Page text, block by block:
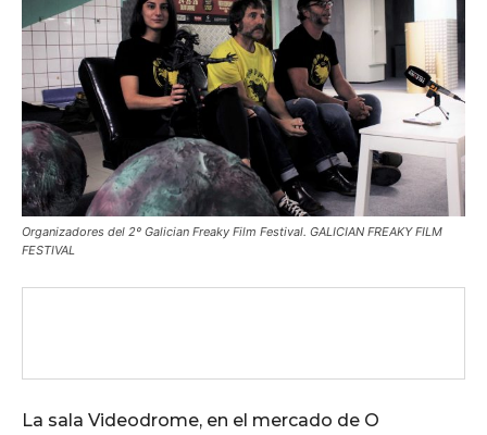
Organizadores del 2º Galician Freaky Film Festival. GALICIAN FREAKY FILM
FESTIVAL
La sala Videodrome, en el mercado de O